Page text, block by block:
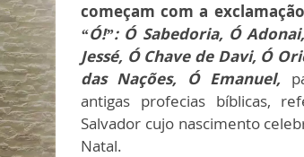
começam com a
“Ó!”: Ó Sabedoria, Ó
Jessé, Ó Chave de Davi, Ó
das Nações, Ó Emanuel,
antigas profecias bíblicas,
Salvador cujo nascimento
Natal.